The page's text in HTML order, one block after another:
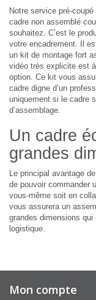
Notre service pré-
cadre non assemblé
souhaitez. C’est le
votre encadrement. Il
un kit de montage fort
vidéo très explicite est
option. Ce kit vous
cadre digne d’un
uniquement si le cadre
d’assemblage.
Un cadre
grandes
Le principal avantage
de pouvoir commander
vous-même soit en
vous assurera un
grandes dimensions
logistique.
Mon compte